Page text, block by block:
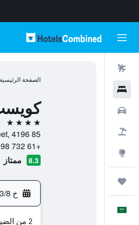
الصفحة الرئيسية
4 نجوم
85 Deakin Street, 4196, بريسبان, كوينزلاند, أستراليا
+61 732 498 400
8.3 ممتاز
خ 13/8
2 من الضيوف، غرفة واحدة